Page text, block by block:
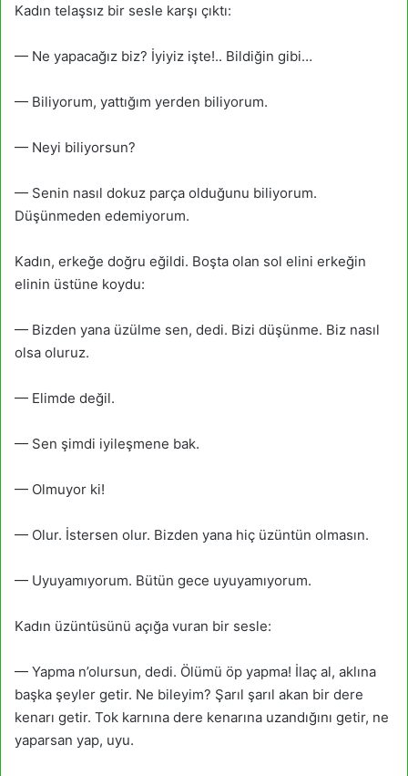
Kadın telaşsız bir sesle karşı çıktı:
— Ne yapacağız biz? İyiyiz işte!.. Bildiğin gibi…
— Biliyorum, yattığım yerden biliyorum.
— Neyi biliyorsun?
— Senin nasıl dokuz parça olduğunu biliyorum.
Düşünmeden edemiyorum.
Kadın, erkeğe doğru eğildi. Boşta olan sol elini erkeğin
elinin üstüne koydu:
— Bizden yana üzülme sen, dedi. Bizi düşünme. Biz nasıl
olsa oluruz.
— Elimde değil.
— Sen şimdi iyileşmene bak.
— Olmuyor ki!
— Olur. İstersen olur. Bizden yana hiç üzüntün olmasın.
— Uyuyamıyorum. Bütün gece uyuyamıyorum.
Kadın üzüntüsünü açığa vuran bir sesle:
— Yapma n’olursun, dedi. Ölümü öp yapma! İlaç al, aklına
başka şeyler getir. Ne bileyim? Şarıl şarıl akan bir dere
kenarı getir. Tok karnına dere kenarına uzandığını getir, ne
yaparsan yap, uyu.